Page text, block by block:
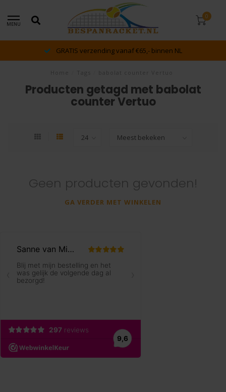
MENU
0
GRATIS verzending vanaf €65,- binnen NL
Producten getagd met babolat
counter Vertuo
Geen producten gevonden!
GA VERDER MET WINKELEN